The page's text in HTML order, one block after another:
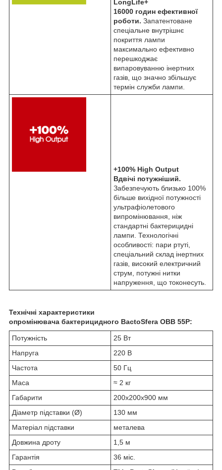
LongLife+
16000 годин ефективної
роботи. Запатентоване
спеціальне внутрішнє
покриття лампи
максимально ефективно
перешкоджає
випаровуванню інертних
газів, що значно збільшує
термін служби лампи.
+100% High Output
Вдвічі потужніший.
Забезпечують близько 100%
більше вихідної потужності
ультрафіолетового
випромінювання, ніж
стандартні бактерицидні
лампи. Технологічні
особливості: пари ртуті,
спеціальний склад інертних
газів, високий електричний
струм, потужні нитки
напруження, що токонесуть.
Технічні характеристики
опромінювача бактерицидного BactoSfera OBB 55P:
Потужність
25 Вт
Напруга
220 В
Частота
50 Гц
Маса
≈ 2 кг
Габарити
200x200x900 мм
Діаметр підставки (Ø)
130 мм
Матеріал підставки
металева
Довжина дроту
1,5 м
Гарантія
36 міс.